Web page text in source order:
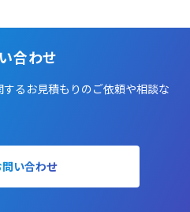
合わせ
するお見積もりのご依頼や相談な
問い合わせ